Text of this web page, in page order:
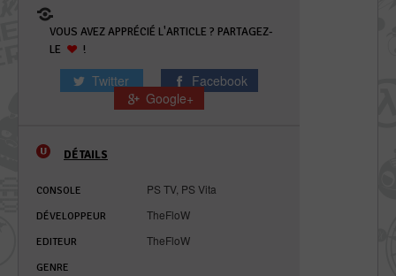
VOUS AVEZ APPRÉCIÉ L'ARTICLE ? PARTAGEZ-
LE
!
Twitter
Facebook
Google+
DÉTAILS
CONSOLE PS TV, PS Vita
DÉVELOPPEUR TheFloW
EDITEUR TheFloW
GENRE